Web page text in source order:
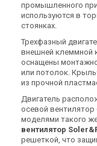
Купить
Испания
Промышленные
вентиляторы
HCFT/6-560/H
Цена
промышленного
используются в
стоянках.
Трехфазный
внешней клеммной
оснащены
или потолок.
из прочной
Двигатель
осевой
моделями такого
вентилятор
решеткой, что